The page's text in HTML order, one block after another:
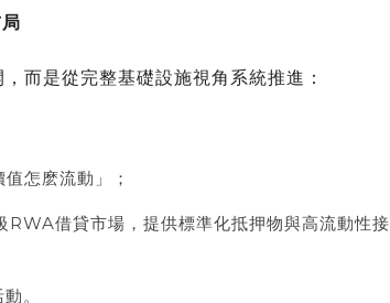
而是從完整基礎設施視角系統推進：
值怎麽流動 」 ；
借貸市場，提供標準化抵押物與高流動性接
。